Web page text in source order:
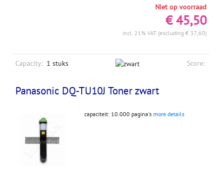
Niet op voorraad
€ 45,50
incl. 21% VAT (excluding € 37,60)
Capacity: 1 stuks Score:
Panasonic DQ-TU10J Toner zwart
capaciteit: 10.000 pagina's more details